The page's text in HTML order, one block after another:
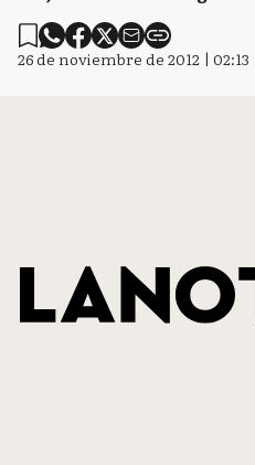
26 de noviembre de 2012 | 02:13